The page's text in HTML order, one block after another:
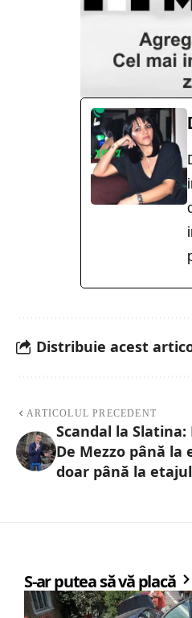
Distribuie acest
ARTICOLUL PRECEDENT
Scandal la
De Mezzo până
doar până la
S-ar putea să vă placă